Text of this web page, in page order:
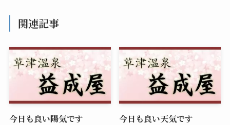
関連記事
今日も良い陽気です 今日も良い天気です